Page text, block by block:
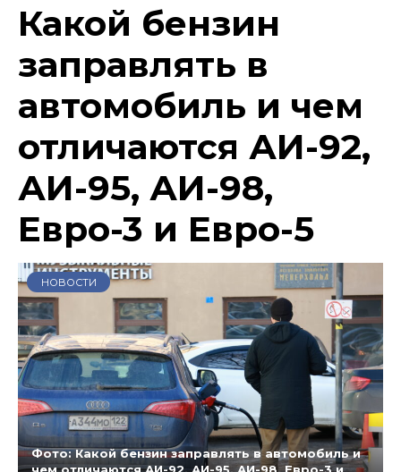
Какой бензин
заправлять в
автомобиль и чем
отличаются АИ-92,
АИ-95, АИ-98,
Евро-3 и Евро-5
НОВОСТИ
Фото: Какой бензин заправлять в автомобиль и